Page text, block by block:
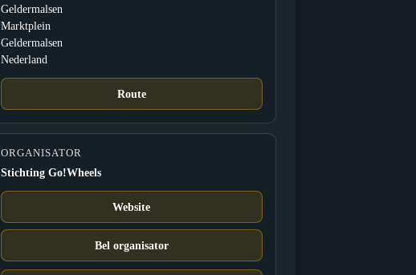
Geldermalsen
Marktplein
Geldermalsen
Nederland
Route
ORGANISATOR
Stichting Go!Wheels
Website
Bel organisator